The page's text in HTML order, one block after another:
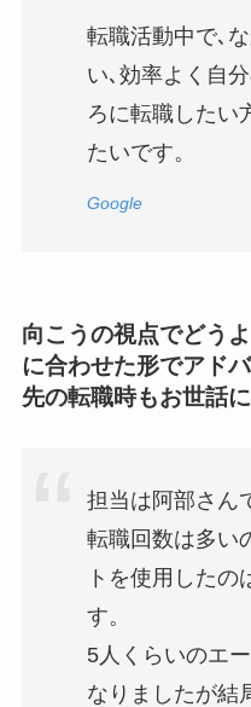
転職活動中で､
い､効率よく自
ろに転職したい
たいです。
Google
向こうの視点でどう
に合わせた形でアド
先の転職時もお世話
担当は阿部さん
転職回数は多い
トを使用したの
す。
5人くらいのエ
なりましたが結